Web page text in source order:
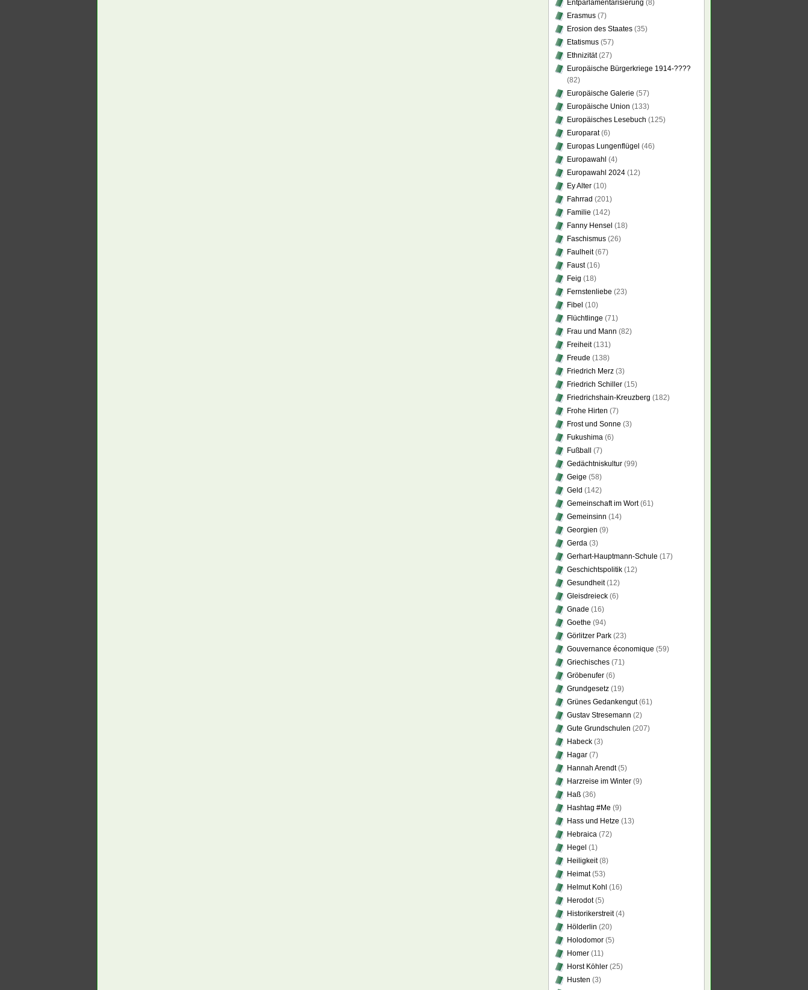
Entparlamentarisierung (8)
Erasmus (7)
Erosion des Staates (35)
Etatismus (57)
Ethnizität(27)
Europäische Bürgerkriege 1914-????
(82)
Europäische Galerie (57)
Europäische Union (133)
Europäisches Lesebuch (125)
Europarat(6)
Europas Lungenflügel (46)
Europawahl (4)
Europawahl 2024 (12)
Ey Alter (10)
Fahrrad (201)
Familie (142)
Fanny Hensel (18)
Faschismus (26)
Faulheit(67)
Faust(16)
Feig (18)
Fernstenliebe (23)
Fibel (10)
Flüchtlinge (71)
Frau und Mann (82)
Freiheit(131)
Freude (138)
Friedrich Merz (3)
Friedrich Schiller (15)
Friedrichshain-Kreuzberg (182)
Frohe Hirten (7)
Frost und Sonne (3)
Fukushima (6)
Fußball
(7)
Gedächtniskultur (99)
Geige (58)
Geld (142)
Gemeinschaft im Wort(61)
Gemeinsinn (14)
Georgien (9)
Gerda (3)
Gerhart-Hauptmann-Schule (17)
Geschichtspolitik (12)
Gesundheit(12)
Gleisdreieck (6)
Gnade (16)
Goethe (94)
Görlitzer Park (23)
Gouvernance économique (59)
Griechisches (71)
Gröbenufer (6)
Grundgesetz (19)
Grünes Gedankengut(61)
Gustav Stresemann (2)
Gute Grundschulen (207)
Habeck (3)
Hagar (7)
Hannah Arendt(5)
Harzreise im Winter (9)
Haß (36)
Hashtag #Me (9)
Hass und Hetze (13)
Hebraica (72)
Hegel (1)
Heiligkeit(8)
Heimat(53)
Helmut Kohl (16)
Herodot(5)
Historikerstreit(4)
Hölderlin (20)
Holodomor (5)
Homer (11)
Horst Köhler (25)
Husten (3)